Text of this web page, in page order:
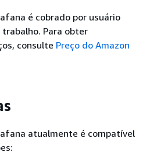
é cobrado por usuário
Para obter
consulte Preço do Amazon
atualmente é compatível